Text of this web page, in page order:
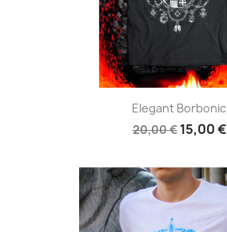
Elegant Borbonic
20,00 € 15,00 €